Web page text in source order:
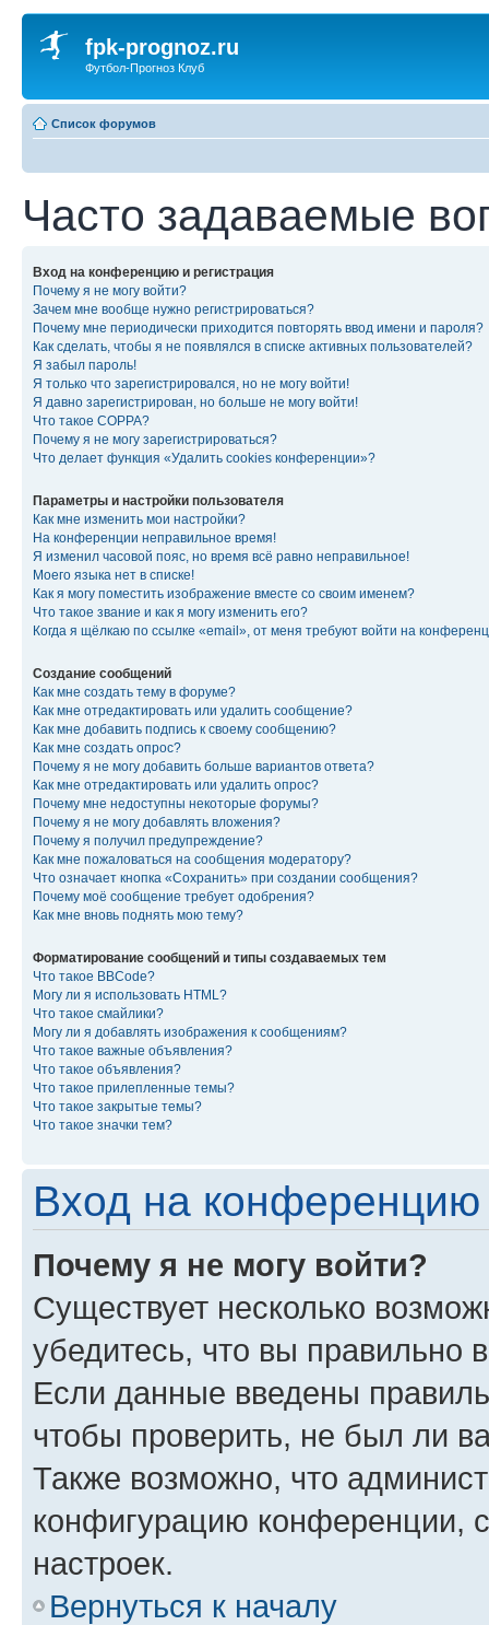
fpk-prognoz.ru
Футбол-Прогноз Клуб
Список форумов
Часто задаваемые
Вход на конференцию и регистрация
Почему я не могу войти?
Зачем мне вообще нужно регистрироваться?
Почему мне периодически приходится повторять ввод имени и пароля?
Как сделать, чтобы я не появлялся в списке активных пользователей?
Я забыл пароль!
Я только что зарегистрировался, но не могу войти!
Я давно зарегистрирован, но больше не могу войти!
Что такое COPPA?
Почему я не могу зарегистрироваться?
Что делает функция «Удалить cookies конференции»?
Параметры и настройки пользователя
Как мне изменить мои настройки?
На конференции неправильное время!
Я изменил часовой пояс, но время всё равно неправильное!
Моего языка нет в списке!
Как я могу поместить изображение вместе со своим именем?
Что такое звание и как я могу изменить его?
Когда я щёлкаю по ссылке «email», от меня требуют войти на
Создание сообщений
Как мне создать тему в форуме?
Как мне отредактировать или удалить сообщение?
Как мне добавить подпись к своему сообщению?
Как мне создать опрос?
Почему я не могу добавить больше вариантов ответа?
Как мне отредактировать или удалить опрос?
Почему мне недоступны некоторые форумы?
Почему я не могу добавлять вложения?
Почему я получил предупреждение?
Как мне пожаловаться на сообщения модератору?
Что означает кнопка «Сохранить» при создании сообщения?
Почему моё сообщение требует одобрения?
Как мне вновь поднять мою тему?
Форматирование сообщений и типы создаваемых тем
Что такое BBCode?
Могу ли я использовать HTML?
Что такое смайлики?
Могу ли я добавлять изображения к сообщениям?
Что такое важные объявления?
Что такое объявления?
Что такое прилепленные темы?
Что такое закрытые темы?
Что такое значки тем?
Вход на конференцию
Почему я не могу войти?
Существует несколько
убедитесь, что вы правильно
Если данные введены
чтобы проверить, не был ли
Также возможно, что
конфигурацию конференции,
настроек.
Вернуться к началу